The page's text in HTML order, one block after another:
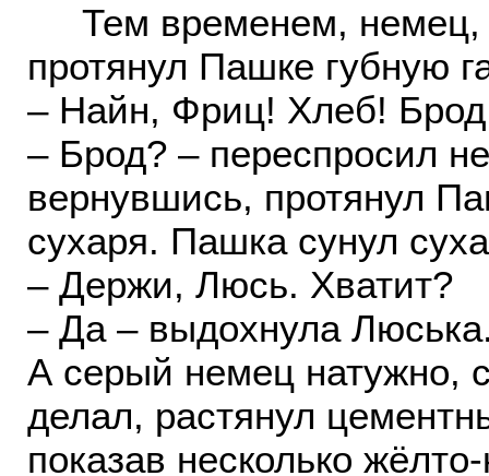
Тем временем, немец,
протянул Пашке губную
– Найн, Фриц! Хлеб!
– Брод? – переспросил
вернувшись, протянул
сухаря. Пашка сунул
– Держи, Люсь. Хватит?
– Да – выдохнула
А серый немец натужно,
делал, растянул
показав несколько